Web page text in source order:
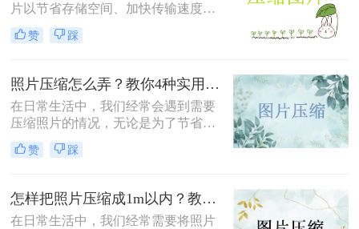
片以节省存储空间、加快传输速度或
满足特定平台的要求。那么怎么压缩
照片的方法呢？本文将介绍四种有效
这些需求。
赞 踩
照片压缩怎么弄？教你4种实用方法！
在日常生活中，我们经常会遇到需要
压缩照片的情况，无论是为了节省存
储空间，还是为了加快图片上传和下
载的速度。那么照片压缩怎么弄呢？
法，帮助您轻松应对照片压缩的需
求。
赞 踩
怎样把照片压缩成1m以内？教你四种实用的压缩方法！
在日常生活中，我们经常需要将照片